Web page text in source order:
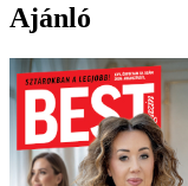
Ajánló